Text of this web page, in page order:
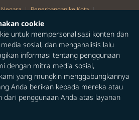
cookie
untuk mempersonalisasi konten dan
sosial, dan menganalisis lalu
informasi tentang penggunaan
dengan mitra media sosial,
yang mungkin menggabungkannya
Anda berikan kepada mereka atau
dari penggunaan Anda atas layanan
| Penerbangan ke Kota |
| Penerbangan kota ke negara
dari Negara
Co. Ltd. Seluruh hak cipta dilindungi